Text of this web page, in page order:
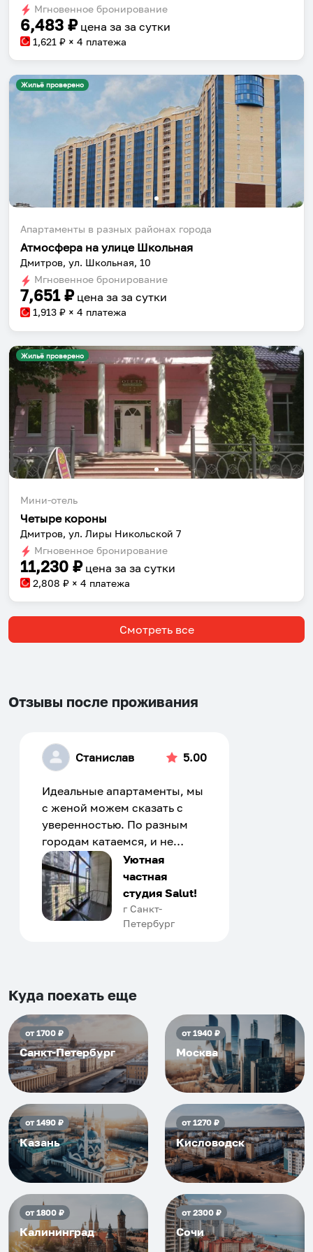
changing
dates.
changing
dates.
Мгновенное бронирование
6,483 ₽ цена за за сутки
1,621 ₽ × 4 платежа
Жильё проверено
Апартаменты в разных районах города
Атмосфера на улице Школьная
Дмитров, ул. Школьная, 10
Мгновенное бронирование
7,651₽ цена за за сутки
1,913 ₽ × 4 платежа
Жильё проверено
Мини-отель
Четыре короны
Дмитров, ул. Лиры Никольской 7
Мгновенное бронирование
11,230 ₽ цена за за сутки
2,808 ₽ × 4 платежа
Смотреть все
Отзывы после проживания
Станислав 5.00
Идеальные апартаменты, мы
с женой можем сказать с
уверенностью. По разным
городам катаемся, и не
только в России. Сервис на
отличном уровне. Хозяин
апартаментов доброй души
человек, всегда можно
договориться, подскажет
приезжать еще...
Уютная
частная
студия Salut!
г Санкт-
Петербург
Куда поехать еще
от1700₽
Санкт-Петербург
от1940₽
Москва
от1490₽
Казань
от1270₽
Кисловодск
от1800₽
Калининград
от2300₽
Сочи
компанию и бронируй жильё в одном
Установить приложение